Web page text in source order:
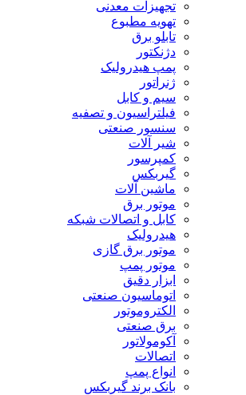
تجهیزات معدنی
تهویه مطبوع
تابلو برق
دژنکتور
پمپ هیدرولیک
ژنراتور
سیم و کابل
فیلتراسیون و تصفیه
سنسور صنعتی
شیر آلات
کمپرسور
گیربکس
ماشین آلات
موتور برق
کابل و اتصالات شبکه
هیدرولیک
موتور برق گازی
موتور پمپ
ابزار دقیق
اتوماسیون صنعتی
الکتروموتور
برق صنعتی
آکومولاتور
اتصالات
انواع پمپ
بانک برند گیربکس